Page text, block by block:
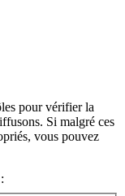
pour vérifier la
Si malgré ces
vous pouvez